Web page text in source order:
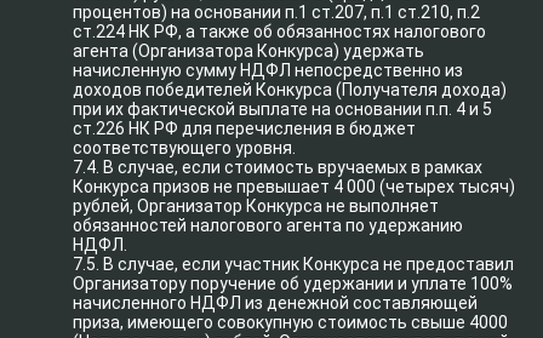
процентов) на основании п.1 ст.207, п.1 ст.210, п.2
ст.224 НК РФ, а также об обязанностях налогового
агента (Организатора Конкурса) удержать
начисленную сумму НДФЛ непосредственно из
доходов победителей Конкурса (Получателя дохода)
при их фактической выплате на основании п.п. 4 и 5
ст.226 НК РФ для перечисления в бюджет
соответствующего уровня.
7.4. В случае, если стоимость вручаемых в рамках
Конкурса призов не превышает 4 000 (четырех тысяч)
рублей, Организатор Конкурса не выполняет
обязанностей налогового агента по удержанию
НДФЛ.
7.5. В случае, если участник Конкурса не предоставил
Организатору поручение об удержании и уплате 100%
начисленного НДФЛ из денежной составляющей
приза, имеющего совокупную стоимость свыше 4000